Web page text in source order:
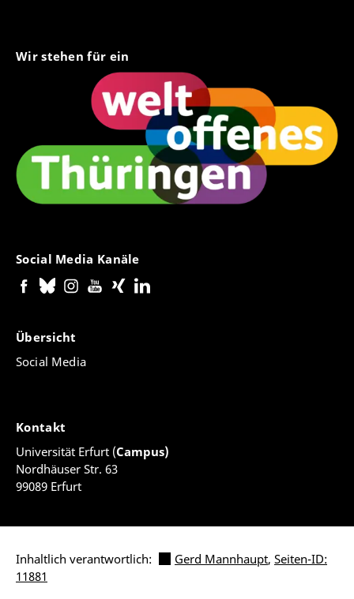
Wir stehen für ein
Social Media Kanäle
Übersicht
Social Media
Kontakt
Universität Erfurt (Campus)
Nordhäuser Str. 63
99089 Erfurt
Inhaltlich verantwortlich: Gerd Mannhaupt, Seiten-ID:
11881